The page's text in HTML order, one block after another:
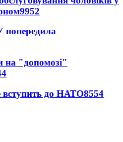
9952
"допомозі"
вступить до НАТО8554